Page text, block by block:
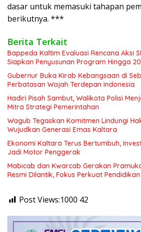
dasar untuk memasuki tahapan
berikutnya. ***
Berita Terkait
Bappeda Kaltim Evaluasi Rencana Aksi
Siapkan Penyusunan Program Hingga
Gubernur Buka Kirab Kebangsaan di
Perbatasan Wajah Terdepan Indonesia
Hadiri Pisah Sambut, Walikota Polisi
Mitra Strategi Pemerintahan
Wagub Tegaskan Komitmen Lindungi
Wujudkan Generasi Emas Kaltara
Ekonomi Kaltara Terus Bertumbuh,
Jadi Motor Penggerak
Mabicab dan Kwarcab Gerakan
Resmi Dilantik, Fokus Perkuat
Post Views:1000 42